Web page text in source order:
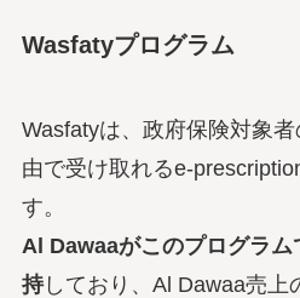
Wasfatyプログラム
Wasfatyは、政府保険対象
由で受け取れるe-
す。
Al Dawaaがこのプログラ
持しており、Al Dawaa売上